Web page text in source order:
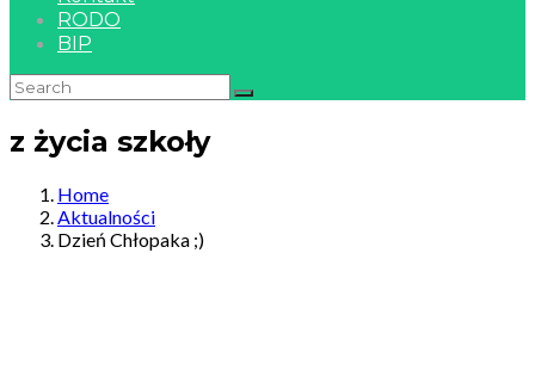
RODO
BIP
z życia szkoły
Home
Aktualności
Dzień Chłopaka ;)